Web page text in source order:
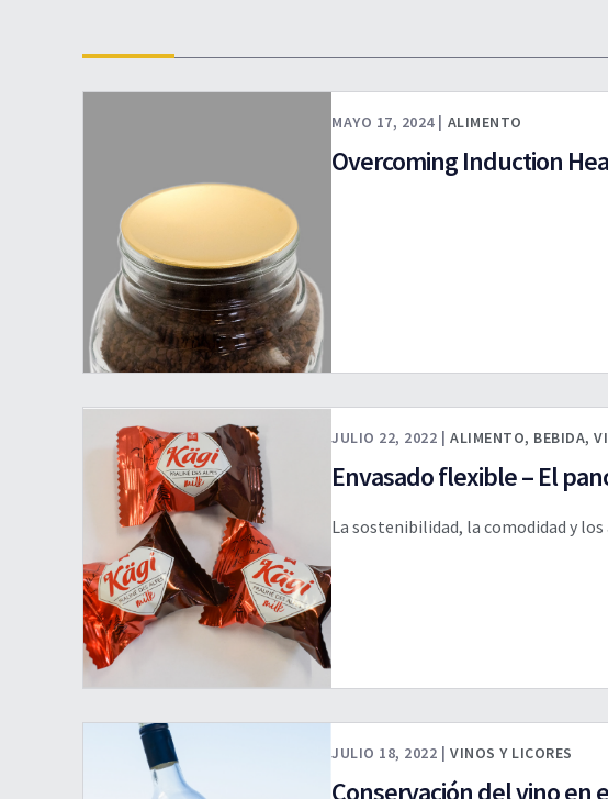
MAYO 17, 2024 | ALIMENTO
Overcoming Induction
JULIO 22, 2022 | ALIMENTO, BEBIDA,
Envasado flexible – El
La sostenibilidad, la comodidad y
JULIO 18, 2022 | VINOS Y LICORES
Conservación del vino en